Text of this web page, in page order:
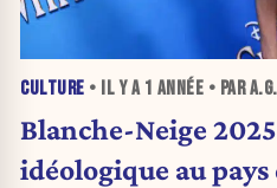
CULTURE • IL Y A 1 ANNÉE • PAR A.G.
Blanche-Neige
idéologique au pays